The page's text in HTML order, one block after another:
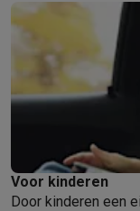
Voor kinderen
Door kinderen een